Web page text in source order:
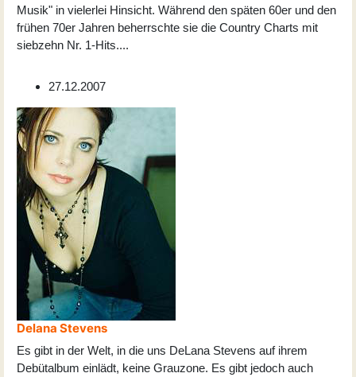
Musik" in vielerlei Hinsicht. Während den späten 60er und den
frühen 70er Jahren beherrschte sie die Country Charts mit
siebzehn Nr. 1-Hits....
27.12.2007
Delana Stevens
Es gibt in der Welt, in die uns DeLana Stevens auf ihrem
Debütalbum einlädt, keine Grauzone. Es gibt jedoch auch